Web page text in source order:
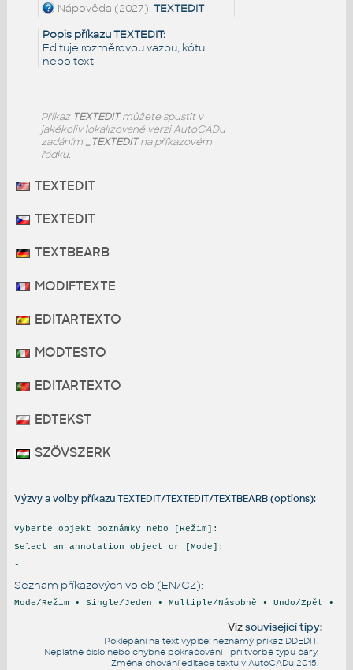
Nápověda (2027): TEXTEDIT
Popis příkazu TEXTEDIT:
Edituje rozměrovou vazbu, kótu
nebo text
Příkaz TEXTEDITmůžete spustit v
jakékoliv lokalizované verzi AutoCADu
zadáním _TEXTEDITna příkazovém
řádku.
TEXTEDIT
TEXTEDIT
TEXTBEARB
MODIFTEXTE
EDITARTEXTO
MODTESTO
EDITARTEXTO
EDTEKST
SZÖVSZERK
Výzvy a volby příkazu TEXTEDIT/TEXTEDIT/TEXTBEARB (options):
Vyberte objekt poznámky nebo [Režim]:
Select an annotation object or [Mode]:
-
Seznam příkazových voleb (EN/CZ):
Mode/Režim • Single/Jeden • Multiple/Násobně • Undo/Zpět •
Vizsouvisející tipy:
Poklepání na text vypíše: neznámý příkaz DDEDIT. •
Neplatné číslo nebo chybné pokračování - při tvorbě typu čáry. •
Změna chování editace textu v AutoCADu 2015. •